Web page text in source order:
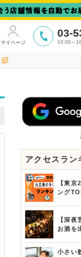
マイページ
03-
10:00～
アクセスラン
【東
ング
【深
お酒を
小さい